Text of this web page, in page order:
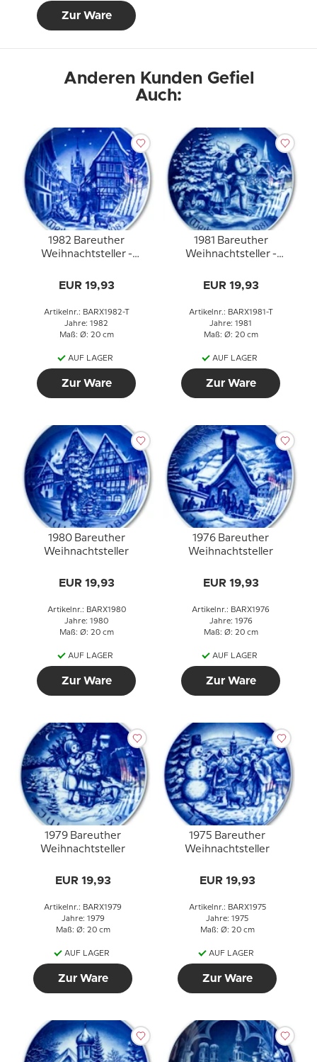
Zur Ware
Anderen Kunden Gefiel
Auch:
1982 Bareuther
Weihnachtsteller -
EUR 19,93
Artikelnr.: BARX1982-T
Jahre: 1982
Maß: Ø: 20 cm
AUF LAGER
Zur Ware
1981 Bareuther
Weihnachtsteller -
EUR 19,93
Artikelnr.: BARX1981-T
Jahre: 1981
Maß: Ø: 20 cm
AUF LAGER
Zur Ware
1980 Bareuther
Weihnachtsteller
EUR 19,93
Artikelnr.: BARX1980
Jahre: 1980
Maß: Ø: 20 cm
AUF LAGER
Zur Ware
1976 Bareuther
Weihnachtsteller
EUR 19,93
Artikelnr.: BARX1976
Jahre: 1976
Maß: Ø: 20 cm
AUF LAGER
Zur Ware
1979 Bareuther
Weihnachtsteller
EUR 19,93
Artikelnr.: BARX1979
Jahre: 1979
Maß: Ø: 20 cm
AUF LAGER
Zur Ware
1975 Bareuther
Weihnachtsteller
EUR 19,93
Artikelnr.: BARX1975
Jahre: 1975
Maß: Ø: 20 cm
AUF LAGER
Zur Ware